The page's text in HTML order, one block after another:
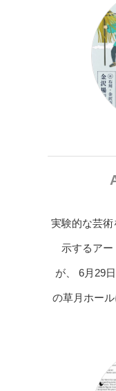
実験的な芸
示するアー
が、 6月29
の草月ホー